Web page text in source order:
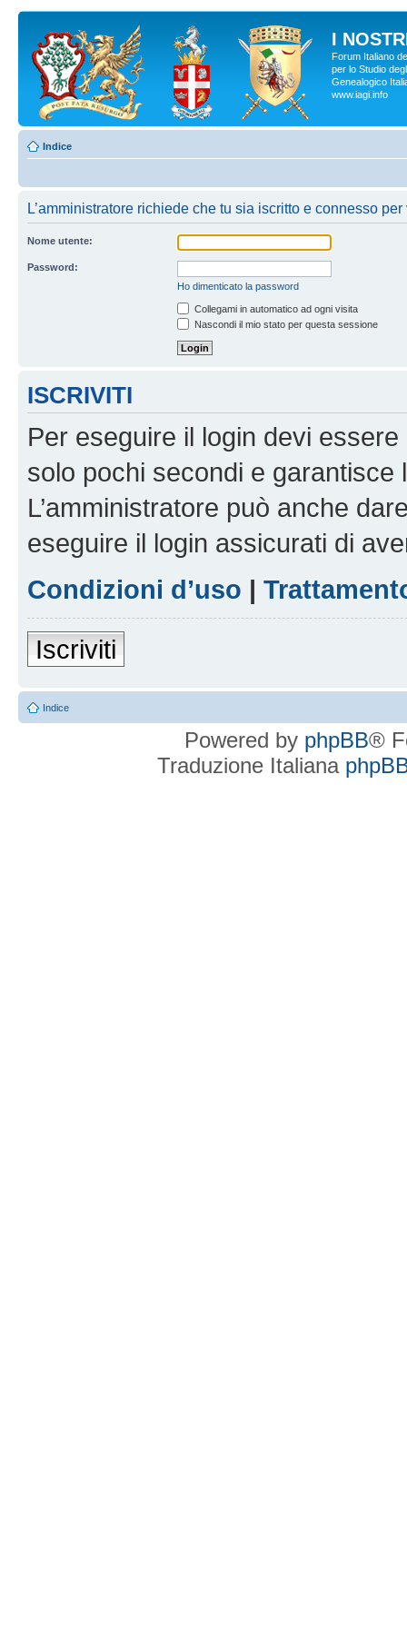
I
Forum Italiano
per lo Studio
Genealogico
www.iagi.info
Indice
L’amministratore richiede che tu sia iscritto e connesso
Nome utente:
Password:
Ho dimenticato la password
Collegami in automatico ad ogni visita
Nascondi il mio stato per questa sessione
ISCRIVITI
Per eseguire il login devi
solo pochi secondi e garantisce
L’amministratore può anche
eseguire il login assicurati di
Condizioni d’uso |
Iscriviti
Indice
Powered by phpBB®
Traduzione Italiana